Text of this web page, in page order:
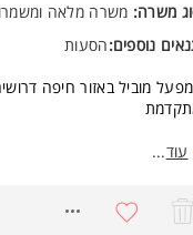
משרה: משרה מלאה
נוספים:הסעות
מוביל באזור חיפה
התפקיד:
עבודה
עוד...